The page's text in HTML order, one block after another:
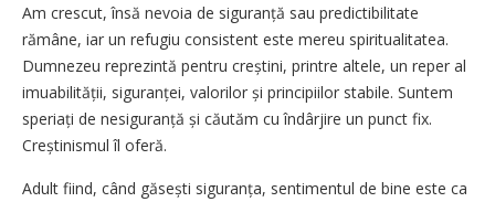
Am crescut, însă nevoia de sigu­ranță sau predictibilitate
rămâne, iar un refugiu consistent este mereu spiritualitatea.
Dumnezeu reprezintă pentru creștini, printre altele, un reper al
imuabilității, siguranței, valorilor și principiilor stabile. Suntem
speriați de nesiguranță și căutăm cu îndârjire un punct fix.
Creștinismul îl oferă.
Adult fiind, când găsești siguran­ța, sentimentul de bine este ca